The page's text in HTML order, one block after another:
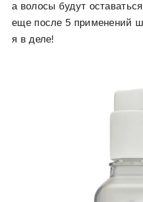
а волосы будут
еще после 5 применений
я в деле!